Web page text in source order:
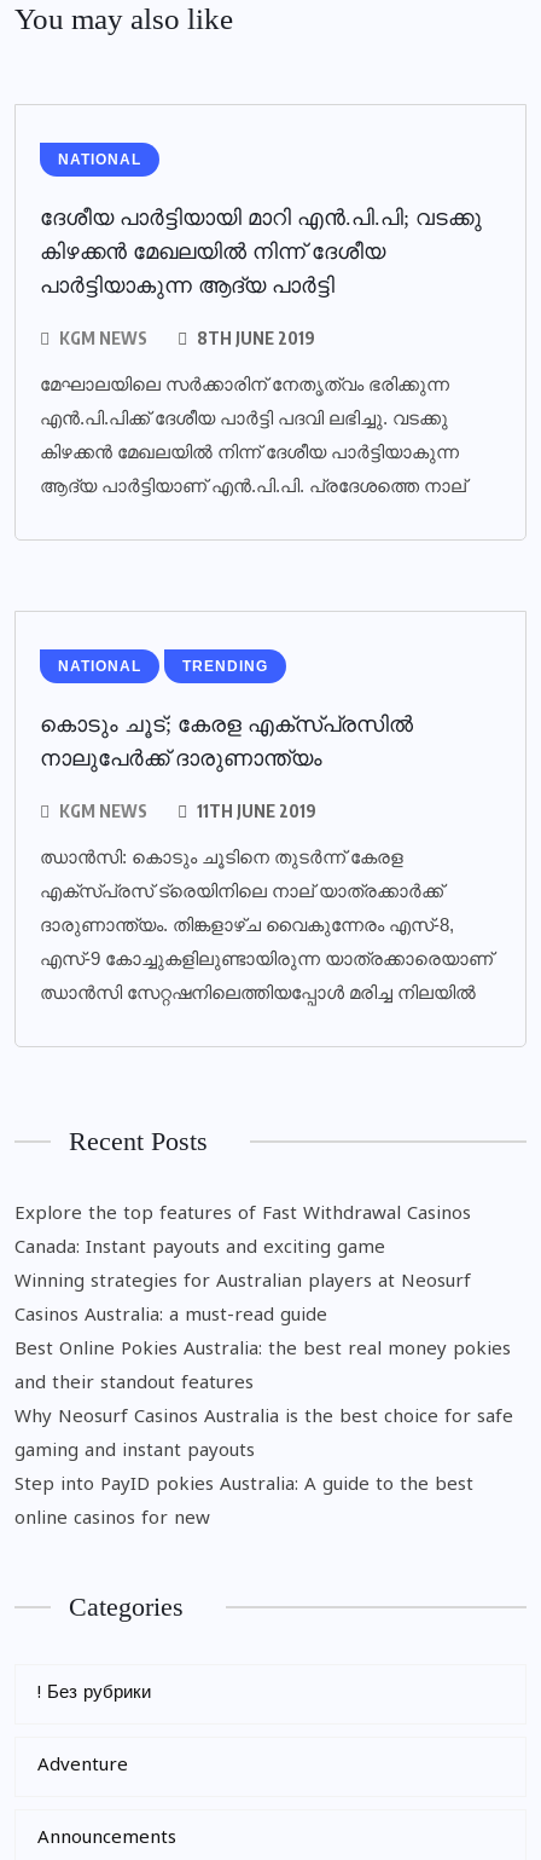
You may also like
NATIONAL
ദേശീയ പാര്‍ട്ടിയായി മാറി എന്‍.പി.പി; വടക്കു
കിഴക്കന്‍ മേഖലയില്‍ നിന്ന് ദേശീയ
പാര്‍ട്ടിയാകുന്ന ആദ്യ പാര്‍ട്ടി
KGM NEWS 8TH JUNE 2019
മേഘാലയിലെ സര്‍ക്കാരിന് നേതൃത്വം ഭരിക്കുന്ന
എന്‍.പി.പിക്ക് ദേശീയ പാര്‍ട്ടി പദവി ലഭിച്ചു. വടക്കു
കിഴക്കന്‍ മേഖലയില്‍ നിന്ന് ദേശീയ പാര്‍ട്ടിയാകുന്ന
ആദ്യ പാര്‍ട്ടിയാണ് എന്‍.പി.പി. പ്രദേശത്തെ നാല്
NATIONAL TRENDING
കൊടും ചൂട്; കേരള എക്‌സ്പ്രസില്‍
നാലുപേര്‍ക്ക് ദാരുണാന്ത്യം
KGM NEWS 11TH JUNE 2019
ഝാന്‍സി: കൊടും ചൂടിനെ തുടര്‍ന്ന് കേരള
എക്സ്പ്രസ് ട്രെയിനിലെ നാല് യാത്രക്കാര്‍ക്ക്
ദാരുണാന്ത്യം. തിങ്കളാഴ്ച വൈകുന്നേരം എസ്-8,
എസ്-9 കോച്ചുകളിലുണ്ടായിരുന്ന യാത്രക്കാരെയാണ്
ഝാന്‍സി സേറ്റഷനിലെത്തിയപ്പോള്‍ മരിച്ച നിലയില്‍
Recent Posts
Explore the top features of Fast Withdrawal Casinos
Canada: Instant payouts and exciting game
Winning strategies for Australian players at Neosurf
Casinos Australia: a must-read guide
Best Online Pokies Australia: the best real money pokies
and their standout features
Why Neosurf Casinos Australia is the best choice for safe
gaming and instant payouts
Step into PayID pokies Australia: A guide to the best
online casinos for new
Categories
! Без рубрики
Adventure
Announcements